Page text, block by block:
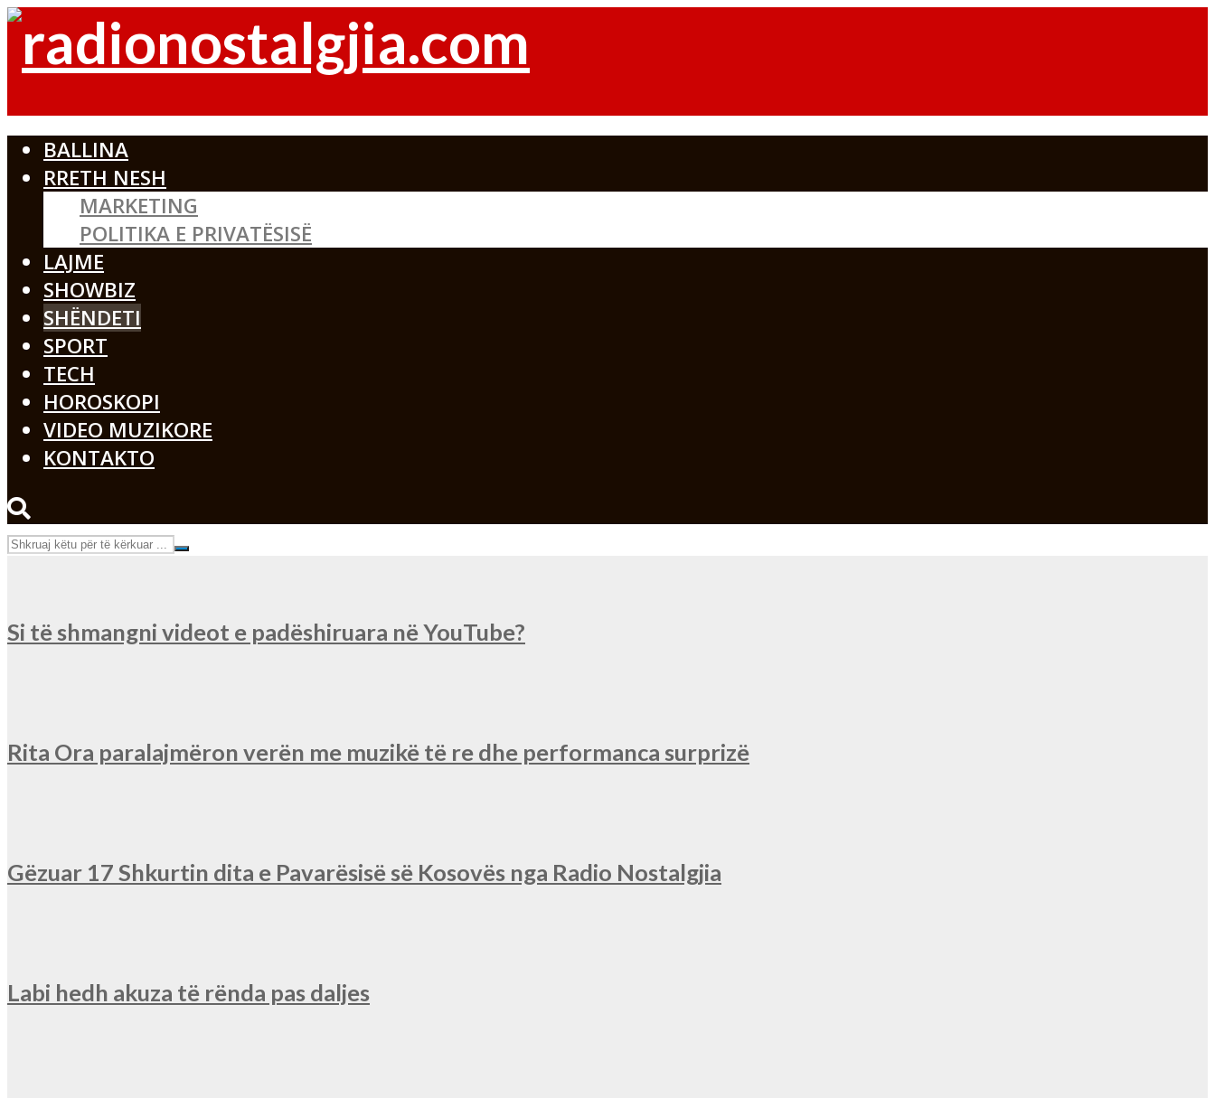
BALLINA
RRETH NESH
MARKETING
POLITIKA E PRIVATËSISË
LAJME
SHOWBIZ
SHËNDETI
SPORT
TECH
HOROSKOPI
VIDEO MUZIKORE
KONTAKTO
Si të shmangni videot e padëshiruara në YouTube?
Rita Ora paralajmëron verën me muzikë të re dhe performanca surprizë
Gëzuar 17 Shkurtin dita e Pavarësisë së Kosovës nga Radio Nostalgjia
Labi hedh akuza të rënda pas daljes